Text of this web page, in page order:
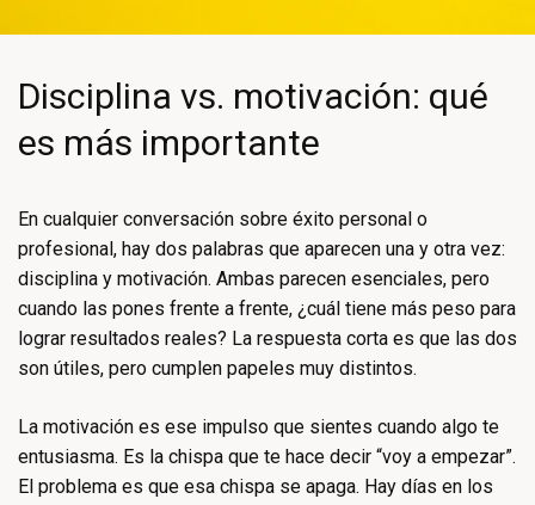
Disciplina vs. motivación: qué
es más importante
En cualquier conversación sobre éxito personal o
profesional, hay dos palabras que aparecen una y otra vez:
disciplina y motivación. Ambas parecen esenciales, pero
cuando las pones frente a frente, ¿cuál tiene más peso para
lograr resultados reales? La respuesta corta es que las dos
son útiles, pero cumplen papeles muy distintos.
La motivación es ese impulso que sientes cuando algo te
entusiasma. Es la chispa que te hace decir “voy a empezar”.
El problema es que esa chispa se apaga. Hay días en los